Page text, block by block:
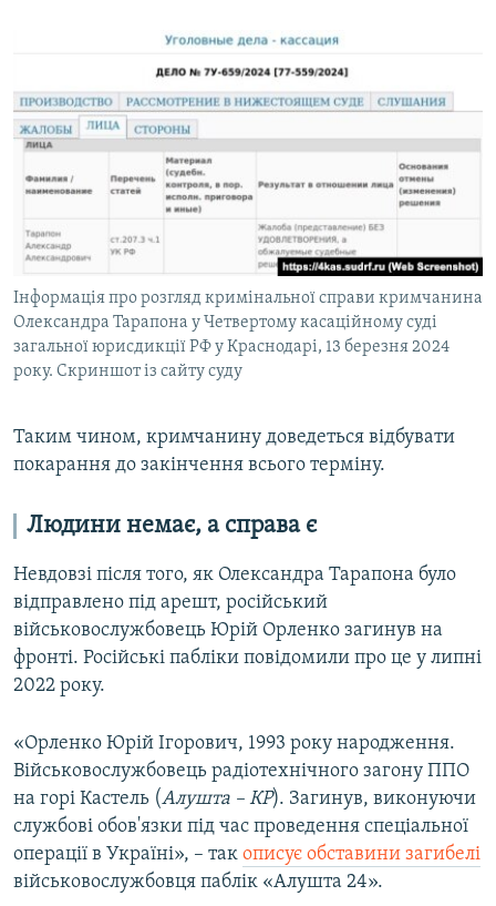
Інформація про розгляд кримінальної справи кримчанина
Олександра Тарапона у Четвертому касаційному суді
загальної юрисдикції РФ у Краснодарі, 13 березня 2024
року. Скриншот із сайту суду
Таким чином, кримчанину доведеться відбувати
покарання до закінчення всього терміну.
Людини немає, а справа є
Невдовзі після того, як Олександра Тарапона було
відправлено під арешт, російський
військовослужбовець Юрій Орленко загинув на
фронті. Російські пабліки повідомили про це у липні
2022 року.
«Орленко Юрій Ігорович, 1993 року народження.
Військовослужбовець радіотехнічного загону ППО
на горі Кастель (Алушта – КР). Загинув, виконуючи
службові обов'язки під час проведення спеціальної
операції в Україні», – так описує обставини загибелі
військовослужбовця паблік «Алушта 24».